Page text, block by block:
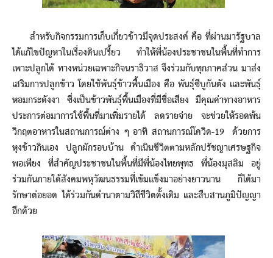
สำหรับกิจกรรมการเก็บเกี่ยวข้าวมีจุดประสงค์ คือ ที่ผ่านมารัฐบาล
ได้แก้ไขปัญหาในเรื่องดินเปรี้ยว ทำให้พี่น้องประชาชนในพื้นที่ทำการ
เพาะปลูกได้ ทางหน่วยเฉพาะกิจนราธิวาส จึงร่วมกับทุกภาคส่วน มาส่ง
เสริมการปลูกข้าว โดยใช้พันธุ์ข้าวพื้นเมือง คือ พันธุ์ซีบูกันตัง และพันธุ์
หอมกระดังงา ซึ่งเป็นข้าวพันธุ์พื้นเมืองที่มีชื่อเสียง มีคุณค่าทางอาหาร
ประการต่อมาการใช้พื้นที่มาเพิ่มรายได้ ลดรายจ่าย จะช่วยให้รอดพ้น
วิกฤตอาหารในสถานการณ์ต่าง ๆ อาทิ สถานการณ์โควิด-19 ด้วยการ
หุงข้าวกินเอง ปลูกผักรอบบ้าน ดำเนินชีวิตตามหลักปรัชญาเศรษฐกิจ
พอเพียง ที่สำคัญประชาชนในพื้นที่มีพี่น้องไทยพุทธ พี่น้องมุสลิม อยู่
ร่วมกันภายใต้สังคมพหุวัฒนธรรมที่เข้มแข็งมาอย่างยาวนาน ก็ได้มา
รักษาต่อยอด ได้ร่วมกันดำนาตามวิถีชีวิตดั้งเดิม และสืบสานภูมิปัญญา
อีกด้วย